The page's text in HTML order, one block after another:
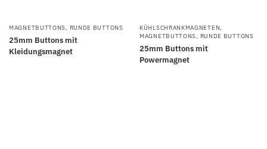
MAGNETBUTTONS, RUNDE BUTTONS
25mm Buttons mit
Kleidungsmagnet
KÜHLSCHRANKMAGNETEN,
MAGNETBUTTONS, RUNDE BUTTONS
25mm Buttons mit
Powermagnet